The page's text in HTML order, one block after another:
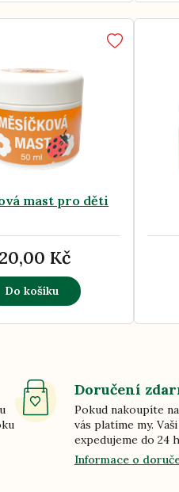
mast pro děti
Kč
Do košíku
Doručení
Pokud nakoupíte
vás platíme my.
expedujeme do 24
Informace o